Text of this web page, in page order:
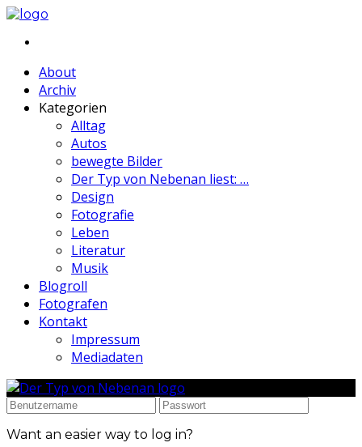
About
Archiv
Kategorien
Alltag
Autos
bewegte Bilder
Der Typ von Nebenan liest: …
Design
Fotografie
Leben
Literatur
Musik
Blogroll
Fotografen
Kontakt
Impressum
Mediadaten
Want an easier way to log in?